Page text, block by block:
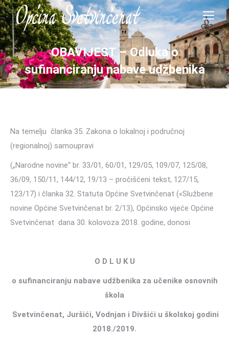
OBAVIJEST – Odluka o
sufinanciranju nabave udžbenika
Na temelju članka 35. Zakona o lokalnoj i područnoj
(regionalnoj) samoupravi
(„Narodne novine“ br. 33/01, 60/01, 129/05, 109/07, 125/08,
36/09, 150/11, 144/12, 19/13 – pročišćeni tekst, 127/15,
123/17) i članka 32. Statuta Općine Svetvinčenat («Službene
novine Općine Svetvinčenat br. 2/13), Općinsko vijeće Općine
Svetvinčenat dana 30. kolovoza 2018. godine, donosi
O D L U K U
o sufinanciranju nabave udžbenika za učenike osnovnih
škola
Svetvinčenat, Juršići, Vodnjan i Divšići u školskoj godini
2018./2019.